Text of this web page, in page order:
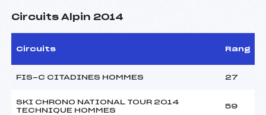
Circuits Alpin 2014
Circuits Rang
FIS-C CITADINES HOMMES 27
SKI CHRONO NATIONAL TOUR 2014
TECHNIQUE HOMMES
59